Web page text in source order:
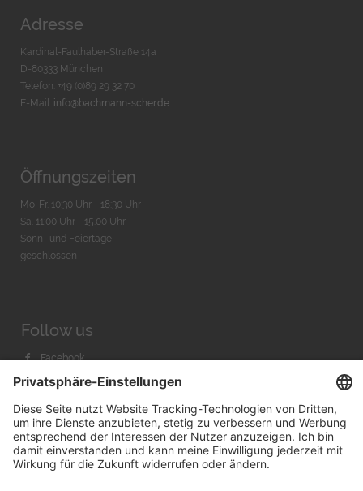
Adresse
Kardinal-Faulhaber-Straße 14a
D-80333 München
Telefon: +49 (0)89 29 32 70
E-Mail: info@bachmann-scher.de
Öffnungszeiten
Mo-Fr. 10:30 Uhr - 18:30 Uhr
Sa. 11:00 Uhr - 15.00 Uhr
Sonn- und Feiertage
geschlossen
Follow us
Facebook
Instagram
Youtube